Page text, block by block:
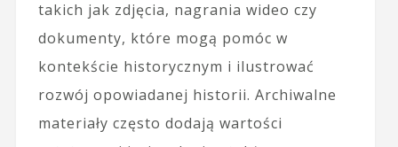
takich jak zdjęcia, nagrania wideo czy
dokumenty, które mogą pomóc w
kontekście historycznym i ilustrować
rozwój opowiadanej historii. Archiwalne
materiały często dodają wartości